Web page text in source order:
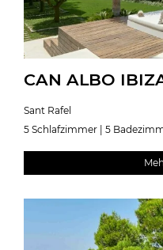
CAN ALBO
Sant Rafel
5 Schlafzimmer | 5